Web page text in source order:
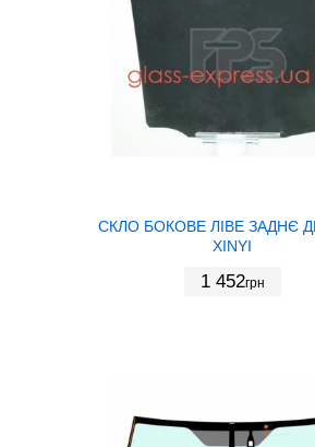
СКЛО БОКОВЕ ЛІВЕ ЗАДНЄ
XINYI
1 452грн